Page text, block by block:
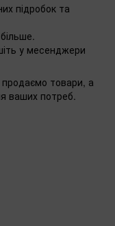
підробок та
у месенджери
товари, а
ваших потреб.